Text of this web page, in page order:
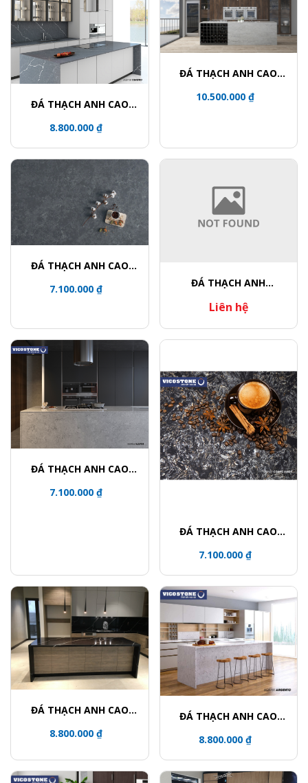
ĐÁ THẠCH ANH CAO
8.800.000 ₫
ĐÁ THẠCH ANH CAO
10.500.000 ₫
ĐÁ THẠCH ANH CAO
7.100.000 ₫
ĐÁ THẠCH ANH
Liên hệ
ĐÁ THẠCH ANH CAO
7.100.000 ₫
ĐÁ THẠCH ANH CAO
BQ9427
7.100.000 ₫
ĐÁ THẠCH ANH CAO
BQ8740
8.800.000 ₫
ĐÁ THẠCH ANH CAO
8.800.000 ₫